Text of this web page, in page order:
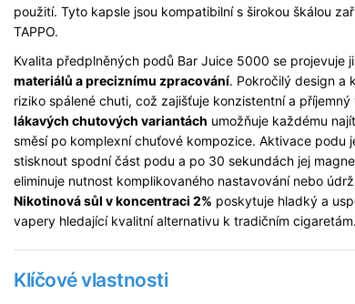
použití. Tyto kapsle jsou kompatibilní s širokou škálou
TAPPO.
Kvalita předplněných podů Bar Juice 5000 se projevuje
materiálů a preciznímu zpracování. Pokročilý design a
riziko spálené chuti, což zajišťuje konzistentní a
lákavých chutových variantách umožňuje každému
směsí po komplexní chuťové kompozice. Aktivace
stisknout spodní část podu a po 30 sekundách jej
eliminuje nutnost komplikovaného nastavování nebo
Nikotinová sůl v koncentraci 2% poskytuje hladký a
vapery hledající kvalitní alternativu k tradičním cigaretám.
Klíčové vlastnosti